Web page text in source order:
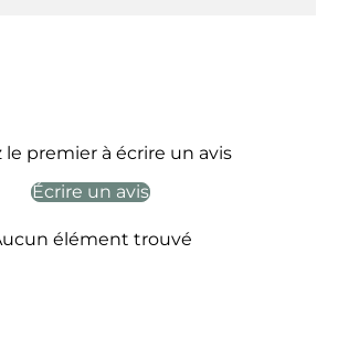
le premier à écrire un avis
Écrire un avis
élément trouvé